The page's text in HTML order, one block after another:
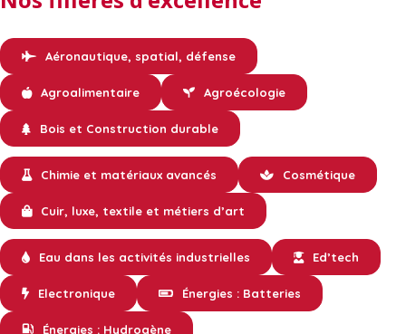
Aéronautique, spatial, défense
Agroécologie
Bois et Construction durable
Chimie et matériaux avancés Cosmétique
Cuir, luxe, textile et métiers d’art
Eau dans les activités industrielles Ed’tech
Énergies : Batteries
Énergies : Hydrogène